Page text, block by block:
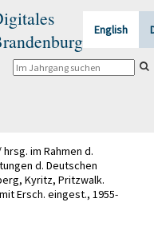
English
im Rahmen d.
d. Deutschen
Kyritz, Pritzwalk.
Ersch. eingest., 1955-